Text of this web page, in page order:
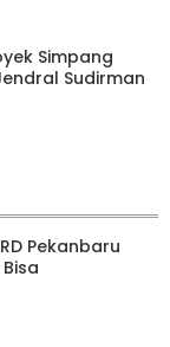
Simpang
Sudirman
Pekanbaru